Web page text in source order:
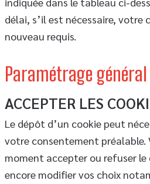
délai, s’il est nécessaire, votre
nouveau requis.
Paramétrage général
ACCEPTER LES
Le dépôt d’un cookie peut
votre consentement préalable.
moment accepter ou refuser le
encore modifier vos choix